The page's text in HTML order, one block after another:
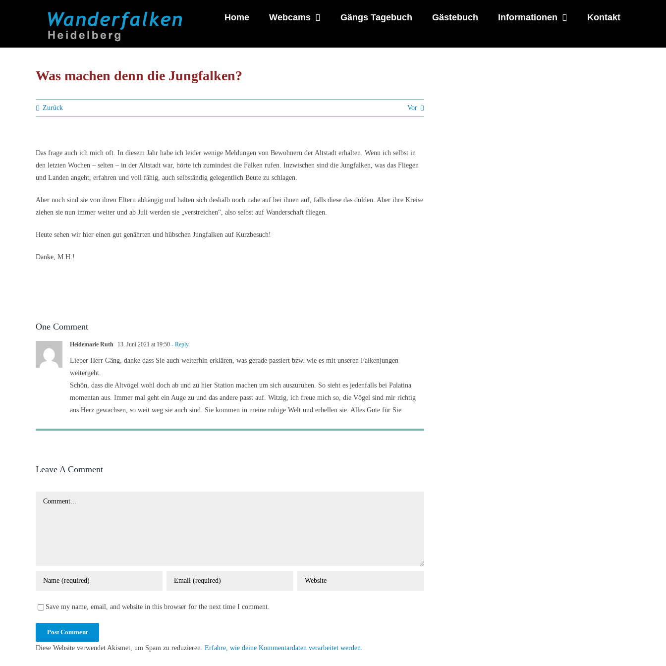
Home Webcams Gängs Tagebuch Gästebuch Informationen Kontakt
Was machen denn die Jungfalken?
Zurück Vor
Das frage auch ich mich oft. In diesem Jahr habe ich leider wenige Meldungen von Bewohnern der Altstadt erhalten. Wenn ich selbst in
den letzten Wochen – selten – in der Altstadt war, hörte ich zumindest die Falken rufen. Inzwischen sind die Jungfalken, was das Fliegen
und Landen angeht, erfahren und voll fähig, auch selbständig gelegentlich Beute zu schlagen.
Aber noch sind sie von ihren Eltern abhängig und halten sich deshalb noch nahe auf bei ihnen auf, falls diese das dulden. Aber ihre Kreise
ziehen sie nun immer weiter und ab Juli werden sie „verstreichen“, also selbst auf Wanderschaft fliegen.
Heute sehen wir hier einen gut genährten und hübschen Jungfalken auf Kurzbesuch!
Danke, M.H.!
One Comment
Heidemarie Ruth 13. Juni 2021 at 19:50- Reply
Lieber Herr Gäng, danke dass Sie auch weiterhin erklären, was gerade passiert bzw. wie es mit unseren Falkenjungen
weitergeht.
Schön, dass die Altvögel wohl doch ab und zu hier Station machen um sich auszuruhen. So sieht es jedenfalls bei Palatina
momentan aus. Immer mal geht ein Auge zu und das andere passt auf. Witzig, ich freue mich so, die Vögel sind mir richtig
ans Herz gewachsen, so weit weg sie auch sind. Sie kommen in meine ruhige Welt und erhellen sie. Alles Gute für Sie
Leave A Comment
Comment
Save my name, email, and website in this browser for the next time I comment.
Diese Website verwendet Akismet, um Spam zu reduzieren. Erfahre, wie deine Kommentardaten verarbeitet werden.